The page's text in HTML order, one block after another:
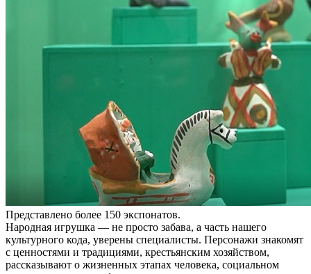
Представлено более 150 экспонатов.
Народная игрушка — не просто забава, а часть нашего
культурного кода, уверены специалисты. Персонажи знакомят
с ценностями и традициями, крестьянским хозяйством,
рассказывают о жизненных этапах человека, социальном